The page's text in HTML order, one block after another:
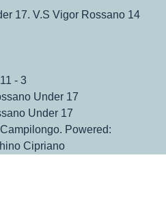
17. V.S Vigor Rossano 14
11 - 3
Under 17
Powered:
Cipriano